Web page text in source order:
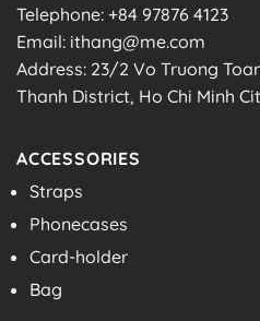
Telephone: +84 97876 4123
Email: ithang@me.com
Address: 23/2 Vo Truong
Thanh District, Ho Chi Minh
ACCESSORIES
Straps
Phonecases
Card-holder
Bag